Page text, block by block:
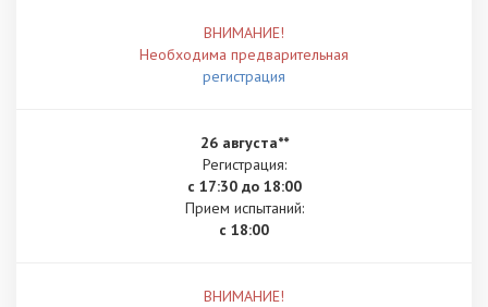
ВНИМАНИЕ!
Необходима предварительная
регистрация
26 августа**
Регистрация:
с 17:30 до 18:00
Прием испытаний:
с 18:00
ВНИМАНИЕ!